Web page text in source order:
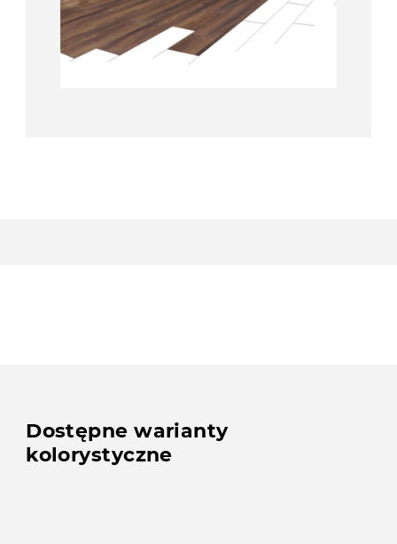
Dostępne warianty
kolorystyczne